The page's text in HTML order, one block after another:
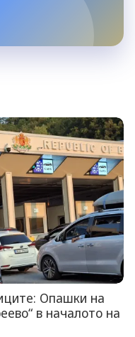
Опашки на
в началото на